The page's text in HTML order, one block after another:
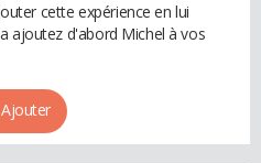
cette expérience en lui
ajoutez d'abord Michel à vos
Ajouter